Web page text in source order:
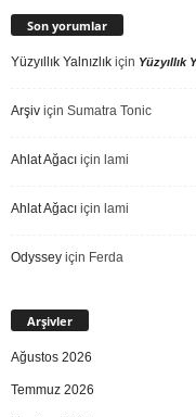
Son yorumlar
Yüzyıllık Yalnızlık için Yüzyıllık
Arşiv için Sumatra Tonic
Ahlat Ağacı için lami
Ahlat Ağacı için lami
Odyssey için Ferda
Arşivler
Ağustos 2026
Temmuz 2026